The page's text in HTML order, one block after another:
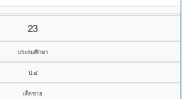
23
ประถมศึกษา
ป.๔
เด็กชาย